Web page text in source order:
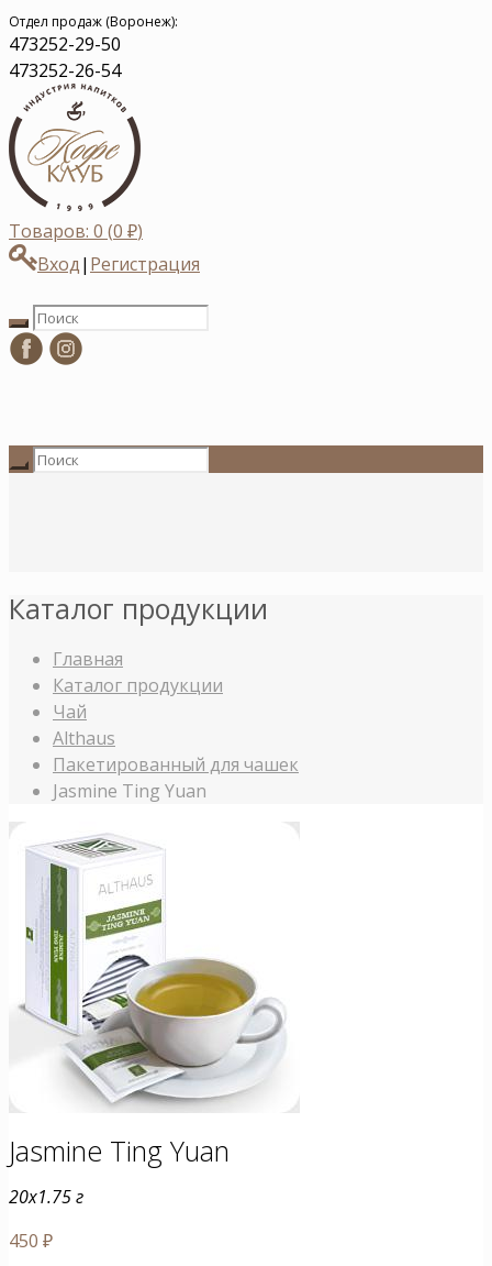
Отдел продаж (Воронеж):
473252-29-50
473252-26-54
Товаров: 0 (0 ₽)
Вход| Регистрация
Каталог продукции
Главная
Каталог продукции
Чай
Althaus
Пакетированный для чашек
Jasminе Ting Yuan
Jasminе Ting Yuan
20x1.75 г
450 ₽